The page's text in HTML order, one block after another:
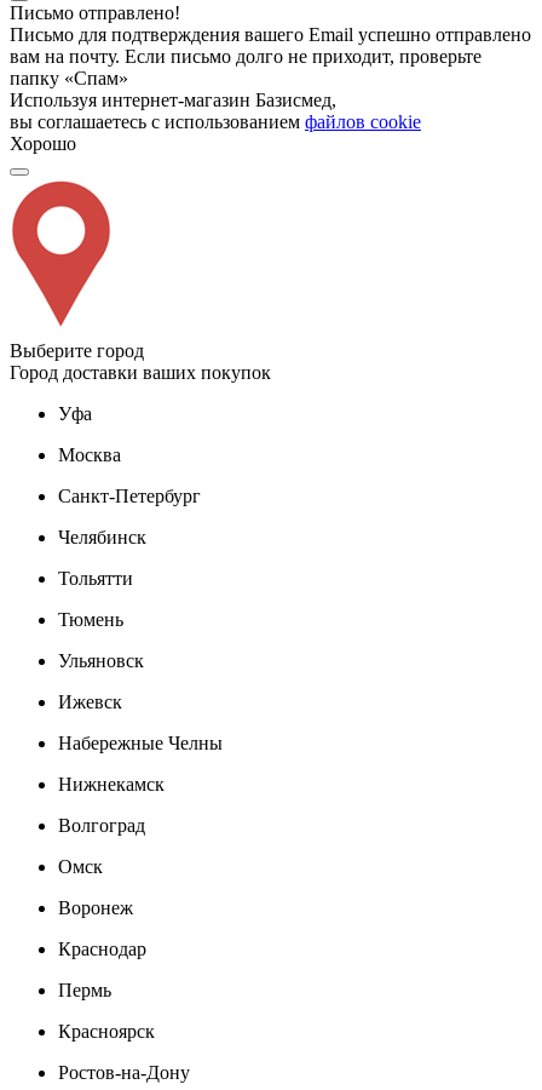
Письмо отправлено!
Письмо для подтверждения вашего Email успешно отправлено
вам на почту. Если письмо долго не приходит, проверьте
папку «Спам»
Используя интернет-магазин Базисмед,
вы соглашаетесь с использованием файлов cookie
Хорошо
Выберите город
Город доставки ваших покупок
Уфа
Москва
Санкт-Петербург
Челябинск
Тольятти
Тюмень
Ульяновск
Ижевск
Набережные Челны
Нижнекамск
Волгоград
Омск
Воронеж
Краснодар
Пермь
Красноярск
Ростов-на-Дону